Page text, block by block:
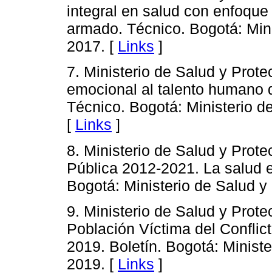
integral en salud con
armado. Técnico. Bogotá:
2017. [ Links ]
7. Ministerio de Salud y
emocional al talento humano
Técnico. Bogotá: Ministerio
[ Links ]
8. Ministerio de Salud y
Pública 2012-2021. La salud
Bogotá: Ministerio de Salud
9. Ministerio de Salud y
Población Víctima del
2019. Boletín. Bogotá:
2019. [ Links ]